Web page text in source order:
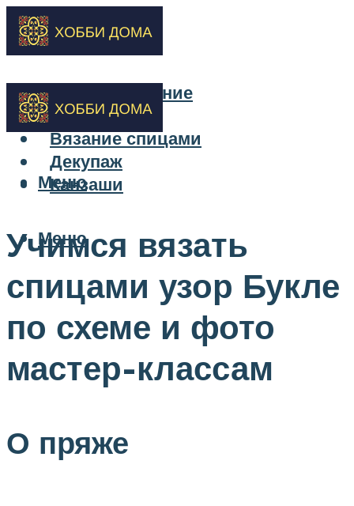
Бисероплетение
Вышивка
Вязание спицами
Декупаж
Канзаши
Меню
Меню
Учимся вязать
спицами узор Букле
по схеме и фото
мастер-классам
О пряже